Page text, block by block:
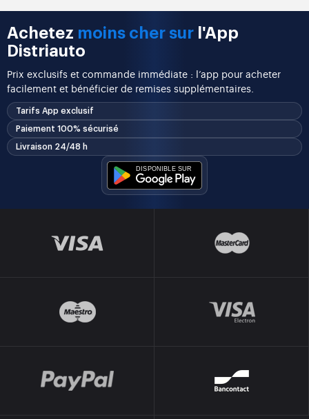
Achetez moins cher sur l'App
Distriauto
Prix exclusifs et commande immédiate : l’app pour acheter
facilement et bénéficier de remises supplémentaires.
Tarifs App exclusif
Paiement 100% sécurisé
Livraison 24/48 h